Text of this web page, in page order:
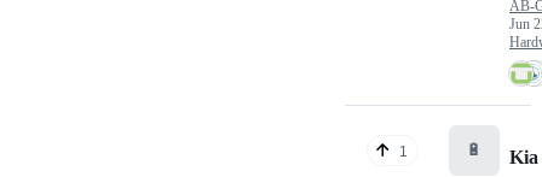
AB-
Jun
1 🔋 Kia